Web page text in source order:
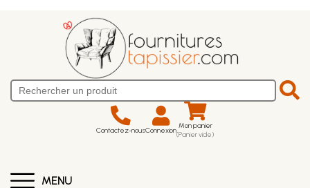
Contactez-nousConnexion Mon panier
(Panier vide)
MENU